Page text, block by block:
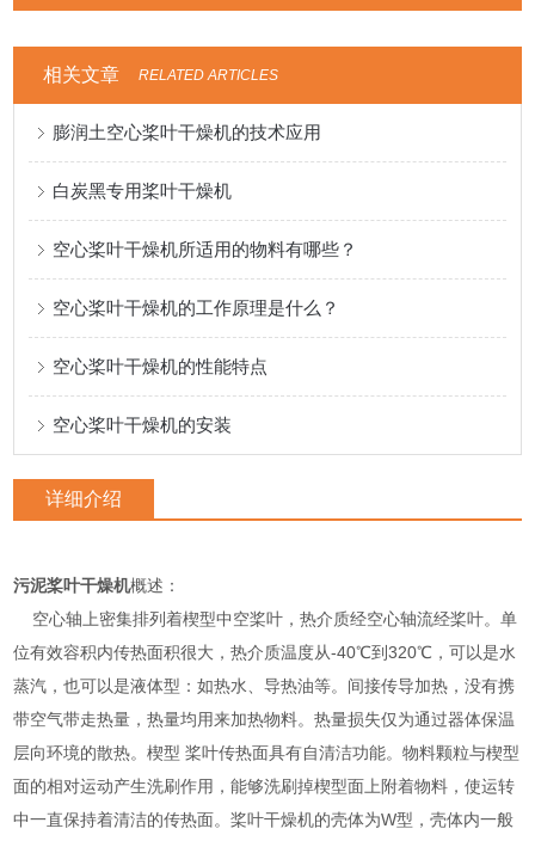
相关文章 RELATED ARTICLES
膨润土空心桨叶干燥机的技术应用
白炭黑专用桨叶干燥机
空心桨叶干燥机所适用的物料有哪些？
空心桨叶干燥机的工作原理是什么？
空心桨叶干燥机的性能特点
空心桨叶干燥机的安装
详细介绍
污泥桨叶干燥机概述：
空心轴上密集排列着楔型中空桨叶，热介质经空心轴流经桨叶。单
位有效容积内传热面积很大，热介质温度从-40℃到320℃，可以是水
蒸汽，也可以是液体型：如热水、导热油等。间接传导加热，没有携
带空气带走热量，热量均用来加热物料。热量损失仅为通过器体保温
层向环境的散热。楔型 桨叶传热面具有自清洁功能。物料颗粒与楔型
面的相对运动产生洗刷作用，能够洗刷掉楔型面上附着物料，使运转
中一直保持着清洁的传热面。桨叶干燥机的壳体为W型，壳体内一般